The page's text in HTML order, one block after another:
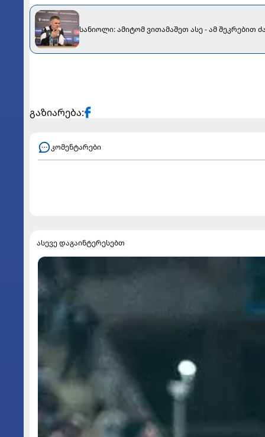
სანიოლი: ამიტომ ვითამაშეთ ასე - ამ შეკრებით
გაზიარება:
კომენტარები
ასევე დაგაინტერესებთ